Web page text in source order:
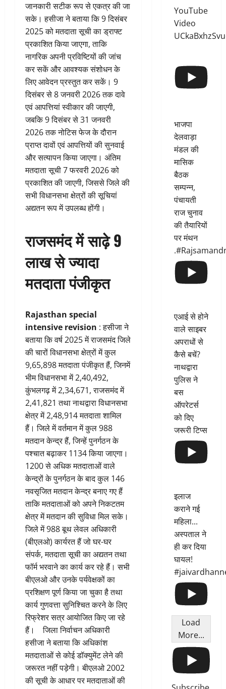
जानकारी सटीक रूप से एकत्र की जा
सके। हसीजा ने बताया कि 9 दिसंबर
2025 को मतदाता सूची का ड्राफ्ट
प्रकाशित किया जाएगा, ताकि
नागरिक अपनी प्रविष्टियों की जांच
कर सकें और आवश्यक संशोधन के
लिए आवेदन प्रस्तुत कर सकें। 9
दिसंबर से 8 जनवरी 2026 तक दावे
एवं आपत्तियां स्वीकार की जाएगी,
जबकि 9 दिसंबर से 31 जनवरी
2026 तक नोटिस फेज के दौरान
प्राप्त दावों एवं आपत्तियों की सुनवाई
और सत्यापन किया जाएगा। अंतिम
मतदाता सूची 7 फरवरी 2026 को
प्रकाशित की जाएगी, जिससे जिले की
सभी विधानसभा क्षेत्रों की सूचियां
अद्यतन रूप में उपलब्ध होंगी।
राजसमंद में साढ़े 9
लाख से ज्यादा
मतदाता पंजीकृत
Rajasthan special
intensive revision : हसीजा ने
बताया कि वर्ष 2025 में राजसमंद जिले
की चारों विधानसभा क्षेत्रों में कुल
9,65,898 मतदाता पंजीकृत हैं, जिनमें
भीम विधानसभा में 2,40,492,
कुंभलगढ़ में 2,34,671, राजसमंद में
2,41,821 तथा नाथद्वारा विधानसभा
क्षेत्र में 2,48,914 मतदाता शामिल
हैं। जिले में वर्तमान में कुल 988
मतदान केन्द्र हैं, जिन्हें पुनर्गठन के
पश्चात बढ़ाकर 1134 किया जाएगा।
1200 से अधिक मतदाताओं वाले
केन्द्रों के पुनर्गठन के बाद कुल 146
नवसृजित मतदान केन्द्र बनाए गए हैं
ताकि मतदाताओं को अपने निकटतम
क्षेत्र में मतदान की सुविधा मिल सके।
जिले में 988 बूथ लेवल अधिकारी
(बीएलओ) कार्यरत हैं जो घर-घर
संपर्क, मतदाता सूची का अद्यतन तथा
फॉर्म भरवाने का कार्य कर रहे हैं। सभी
बीएलओ और उनके पर्यवेक्षकों का
प्रशिक्षण पूर्ण किया जा चुका है तथा
कार्य गुणवत्ता सुनिश्चित करने के लिए
रिफ्रेशर सत्र आयोजित किए जा रहे
हैं। जिला निर्वाचन अधिकारी
हसीजा ने बताया कि अधिकांश
मतदाताओं से कोई डॉक्युमेंट लेने की
जरूरत नहीं पड़ेगी। बीएलओ 2002
की सूची के आधार पर मतदाताओं की
YouTube
Video
भाजपा
देलवाड़ा
मंडल की
मासिक
बैठक
सम्पन्न,
पंचायती
राज चुनाव
की तैयारियों
पर मंथन
एआई से होने
वाले साइबर
अपराधों से
कैसे बचें?
नाथद्वारा
पुलिस ने
बस
ऑपरेटर्स
को दिए
जरूरी टिप्स
इलाज
कराने गई
महिला...
अस्पताल ने
ही कर दिया
घायल!
Load
More...